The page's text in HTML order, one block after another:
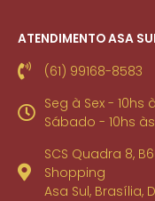
ATENDIMENTO ASA
(61) 99168-8583
Seg à Sex - 10hs
Sábado - 10hs às
SCS Quadra 8,
Shopping
Asa Sul, Brasília,